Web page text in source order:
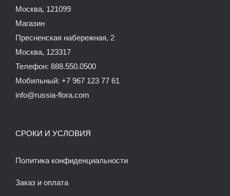
Москва, 121099
Магазин
Пресненская набережная, 2
Москва, 123317
Телефон: 888.550.0500
Мобильный: +7 967 123 77 61
info@russia-flora.com
СРОКИ И УСЛОВИЯ
Политика конфиденциальности
Заказ и оплата